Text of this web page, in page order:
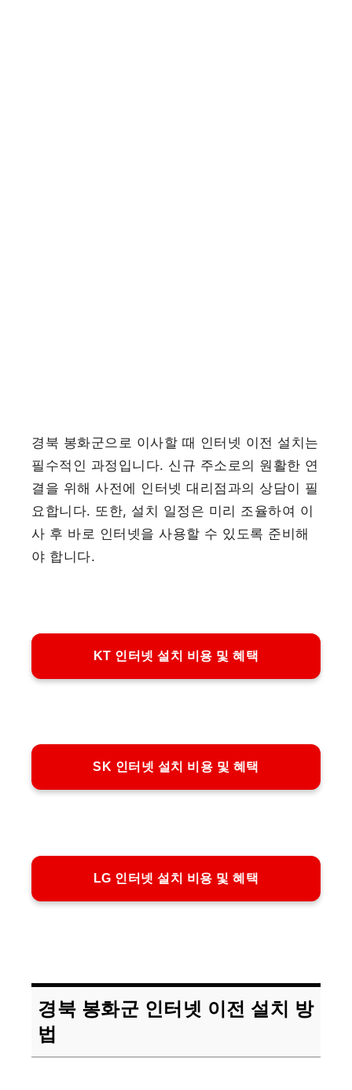
경북 봉화군으로 이사할 때 인터넷 이전 설치는
필수적인 과정입니다. 신규 주소로의 원활한 연
결을 위해 사전에 인터넷 대리점과의 상담이 필
요합니다. 또한, 설치 일정은 미리 조율하여 이
사 후 바로 인터넷을 사용할 수 있도록 준비해
야 합니다.
KT 인터넷 설치 비용 및 혜택
SK 인터넷 설치 비용 및 혜택
LG 인터넷 설치 비용 및 혜택
경북 봉화군 인터넷 이전 설치 방
법